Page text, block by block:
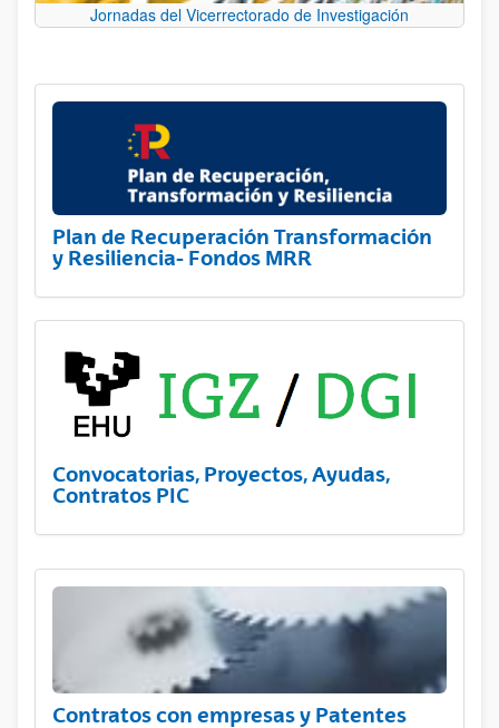
Jornadas del Vicerrectorado de Investigación
Plan de Recuperación Transformación
y Resiliencia- Fondos MRR
Convocatorias, Proyectos, Ayudas,
Contratos PIC
Contratos con empresas y Patentes